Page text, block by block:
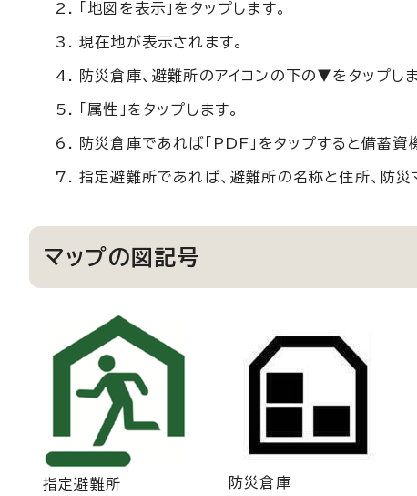
「地図を表示」をタップします。
現在地が表示されます。
防災倉庫、避難所のアイコンの下の▼をタップしま
「属性」をタップします。
防災倉庫であれば「PDF」をタップすると備蓄資
指定避難所であれば、避難所の名称と住所、防災
マップの図記号
指定避難所 防災倉庫